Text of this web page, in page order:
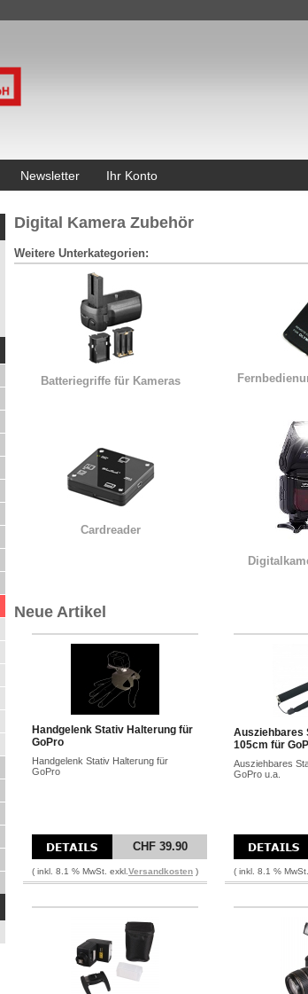
Newsletter Ihr Konto
Digital Kamera Zubehör
Weitere Unterkategorien:
Batteriegriffe für Kameras
Cardreader
Neue Artikel
Handgelenk Stativ Halterung für
GoPro
Handgelenk Stativ Halterung für
GoPro
CHF 39.90
( inkl. 8.1 % MwSt. exkl. Versandkosten )
Ausziehbares
105cm für
Ausziehbares
GoPro u.a.
( inkl. 8.1 %